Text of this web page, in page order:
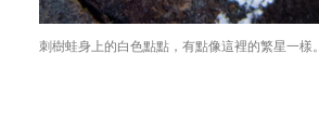
刺樹蛙身上的白色點點，有點像這裡的繁星一樣。